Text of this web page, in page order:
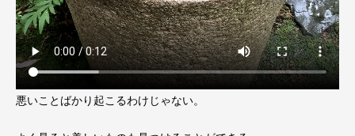
悪いことばかり起こるわけじゃない。